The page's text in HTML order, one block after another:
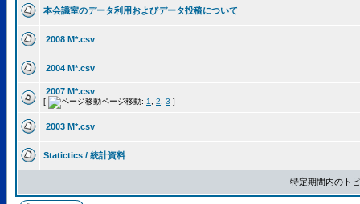
本会議室のデータ利用およびデータ投稿について
2008 M*.csv
2004 M*.csv
2007 M*.csv
[ ページ移動: 1 2 3 ]
2003 M*.csv
Statictics / 統計資料
特定期間内のト